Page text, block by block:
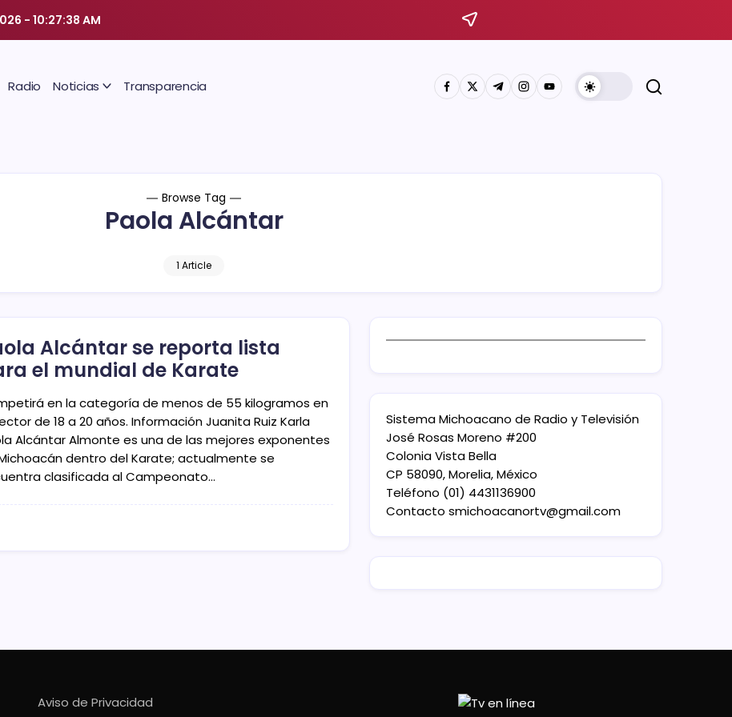
- 10:27:39 AM
Radio Noticias Transparencia
Browse Tag
Paola Alcántar
1 Article
Alcántar se reporta lista
el mundial de Karate
en la categoría de menos de 55 kilogramos en
de 18 a 20 años. Información Juanita Ruiz Karla
Alcántar Almonte es una de las mejores exponentes
dentro del Karate; actualmente se
clasificada al Campeonato…
Sistema Michoacano de Radio y Televisión
José Rosas Moreno #200
Colonia Vista Bella
CP 58090, Morelia, México
Teléfono (01) 4431136900
Contacto smichoacanortv@gmail.com
Aviso de Privacidad